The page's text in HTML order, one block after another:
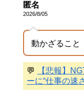
匿名
2026/8/05
動かざること
💬
【悲報】
ーに“仕事の速